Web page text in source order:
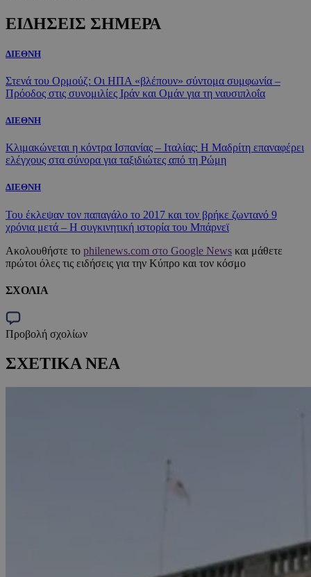
ΕΙΔΗΣΕΙΣ ΣΗΜΕΡΑ
ΔΙΕΘΝΗ
Στενά του Ορμούζ: Οι ΗΠΑ «βλέπουν» σύντομα συμφωνία –
Πρόοδος στις συνομιλίες Ιράν και Ομάν για τη ναυσιπλοΐα
ΔΙΕΘΝΗ
Κλιμακώνεται η κόντρα Ισπανίας – Ιταλίας: Η Μαδρίτη επαναφέρει
ελέγχους στα σύνορα για ταξιδιώτες από τη Ρώμη
ΔΙΕΘΝΗ
Του έκλεψαν τον παπαγάλο το 2017 και τον βρήκε ζωντανό 9
χρόνια μετά – Η συγκινητική ιστορία του Μπάρνεϊ
Ακολουθήστε το philenews.com στο Google News και μάθετε
πρώτοι όλες τις ειδήσεις για την Κύπρο και τον κόσμο
ΣΧΟΛΙΑ
Προβολή σχολίων
ΣΧΕΤΙΚΑ ΝΕΑ